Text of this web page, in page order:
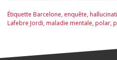
Étiquette Barcelone, enquête,
Lafebre Jordi,maladie mentale,polar,